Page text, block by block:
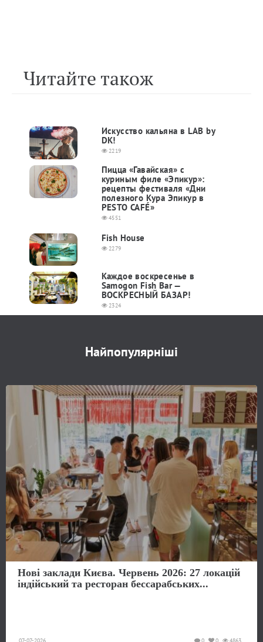
Читайте також
Искусство кальяна в LAB by
DK!
2219
Пицца «Гавайская» с
куриным филе «Эпикур»:
рецепты фестиваля «Дни
полезного Кура Эпикур в
PESTO CAFÉ»
4551
Fish House
2279
Каждое воскресенье в
Samogon Fish Bar —
ВОСКРЕСНЫЙ БАЗАР!
2324
Найпопулярніші
Нові заклади Києва. Червень 2026: 27 локацій
індійський та ресторан бессарабських...
07-07-2026 4863
0
0